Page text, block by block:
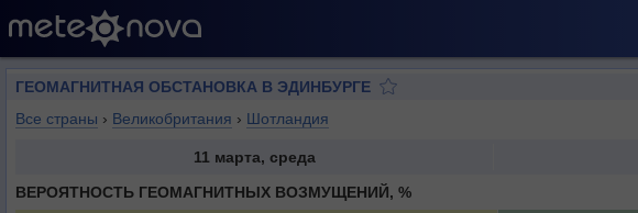
ГЕОМАГНИТНАЯ ОБСТАНОВКА В ЭДИНБУРГЕ
Все страны › Великобритания › Шотландия
11 марта, среда
ВЕРОЯТНОСТЬ ГЕОМАГНИТНЫХ ВОЗМУЩЕНИЙ, %